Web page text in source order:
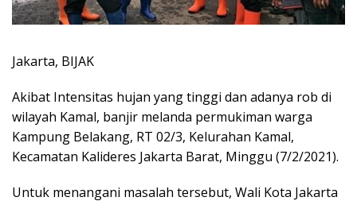
Jakarta, BIJAK
Akibat Intensitas hujan yang tinggi dan adanya rob di
wilayah Kamal, banjir melanda permukiman warga
Kampung Belakang, RT 02/3, Kelurahan Kamal,
Kecamatan Kalideres Jakarta Barat, Minggu (7/2/2021).
Untuk menangani masalah tersebut, Wali Kota Jakarta